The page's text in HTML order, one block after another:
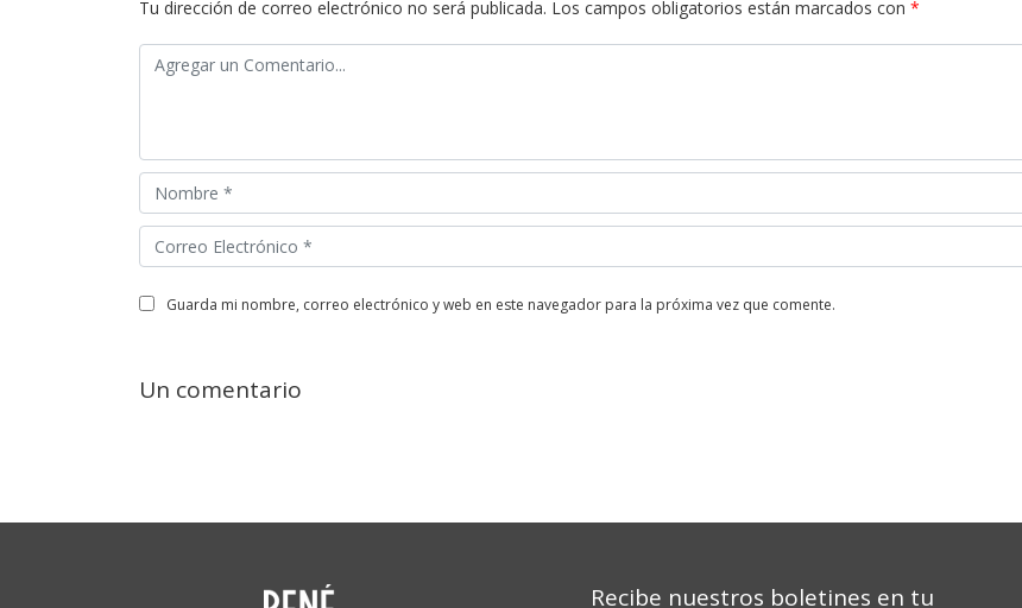
Tu dirección de correo electrónico no será publicada. Los campos obligatorios están marcados con *
guarda mi nombre, correo electrónico y web en este navegador para la próxima vez que comente.
Un comentario
Recibe nuestros boletines en tu